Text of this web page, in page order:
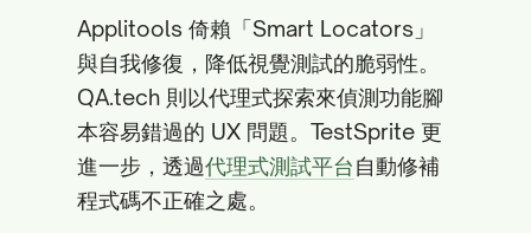
Applitools 倚賴「Smart Locators」
與自我修復，降低視覺測試的脆弱性。
QA.tech 則以代理式探索來偵測功能腳
本容易錯過的 UX 問題。TestSprite 更
進一步，透過代理式測試平台自動修補
程式碼不正確之處。